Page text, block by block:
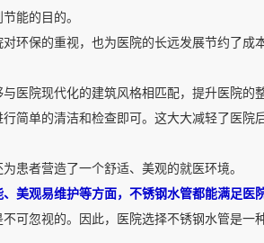
能的目的。
环保的重视，也为医院的长远发展节约了成本
医院现代化的建筑风格相匹配，提升医院的
简单的清洁和检查即可。这大大减轻了医院
患者营造了一个舒适、美观的就医环境。
美观易维护等方面，不锈钢水管都能满足医
可忽视的。因此，医院选择不锈钢水管是一